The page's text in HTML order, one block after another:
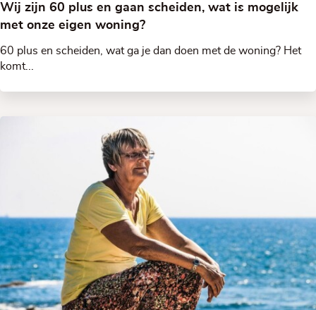
Wij zijn 60 plus en gaan scheiden, wat is mogelijk
met onze eigen woning?
60 plus en scheiden, wat ga je dan doen met de woning? Het
komt...